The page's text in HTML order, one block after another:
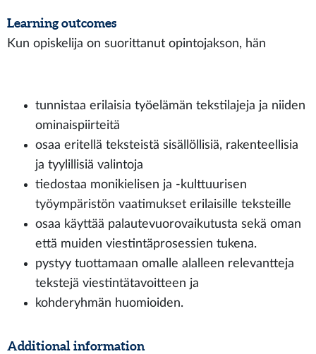
Learning outcomes
Kun opiskelija on suorittanut opintojakson, hän
tunnistaa erilaisia työelämän tekstilajeja ja niiden
ominaispiirteitä
osaa eritellä teksteistä sisällöllisiä, rakenteellisia
ja tyylillisiä valintoja
tiedostaa monikielisen ja -kulttuurisen
työympäristön vaatimukset erilaisille teksteille
osaa käyttää palautevuorovaikutusta sekä oman
että muiden viestintäprosessien tukena.
pystyy tuottamaan omalle alalleen relevantteja
tekstejä viestintätavoitteen ja
kohderyhmän huomioiden.
Additional information